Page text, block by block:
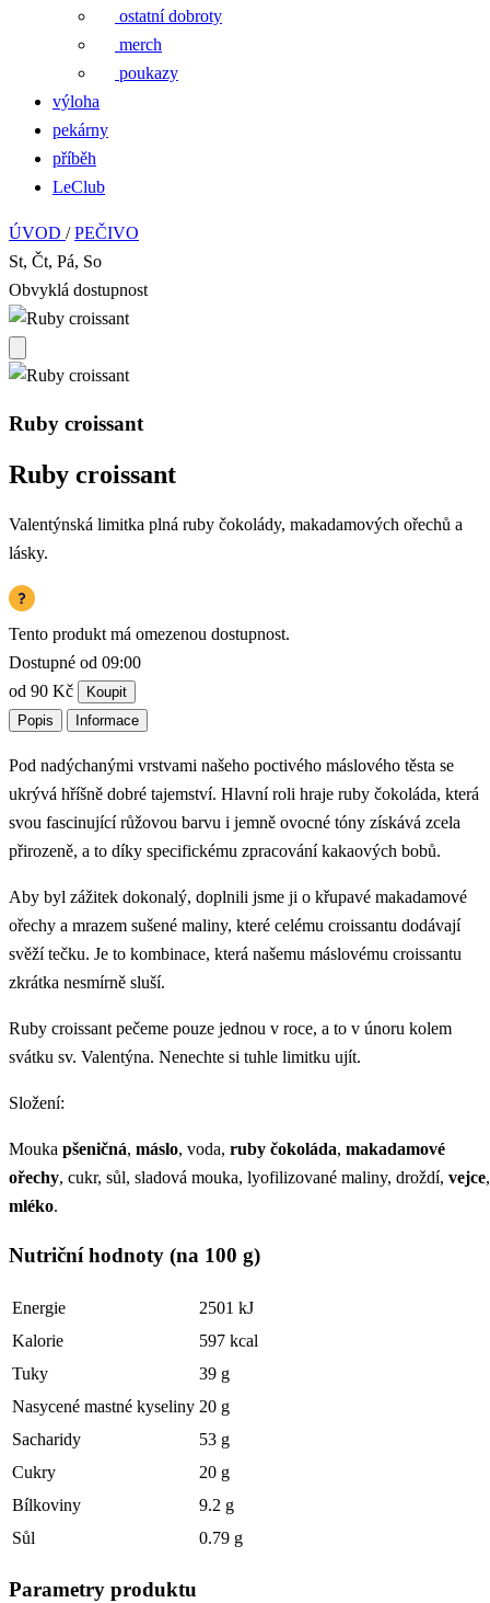
ostatní dobroty
merch
poukazy
výloha
pekárny
příběh
LeClub
ÚVOD / PEČIVO
St, Čt, Pá, So
Obvyklá dostupnost
Ruby croissant
Ruby croissant
Valentýnská limitka plná ruby čokolády, makadamových ořechů a
lásky.
Tento produkt má omezenou dostupnost.
Dostupné od 09:00
od 90 Kč
Koupit
Popis
Informace
Pod nadýchanými vrstvami našeho poctivého máslového těsta se
ukrývá hříšně dobré tajemství. Hlavní roli hraje ruby čokoláda, která
svou fascinující růžovou barvu i jemně ovocné tóny získává zcela
přirozeně, a to díky specifickému zpracování kakaových bobů.
Aby byl zážitek dokonalý, doplnili jsme ji o křupavé makadamové
ořechy a mrazem sušené maliny, které celému croissantu dodávají
svěží tečku. Je to kombinace, která našemu máslovému croissantu
zkrátka nesmírně sluší.
Ruby croissant pečeme pouze jednou v roce, a to v únoru kolem
svátku sv. Valentýna. Nenechte si tuhle limitku ujít.
Složení:
Mouka pšeničná, máslo, voda, ruby čokoláda, makadamové
ořechy, cukr, sůl, sladová mouka, lyofilizované maliny, droždí, vejce,
mléko.
Nutriční hodnoty (na 100 g)
Energie
2501 kJ
Kalorie
597 kcal
Tuky
39 g
Nasycené mastné kyseliny 20 g
Sacharidy
53 g
Cukry
20 g
Bílkoviny
9.2 g
Sůl
0.79 g
Parametry produktu